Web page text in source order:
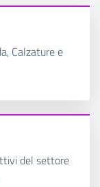
Calzature e
del settore